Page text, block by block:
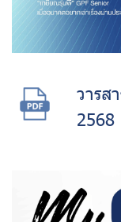
วารส
2568